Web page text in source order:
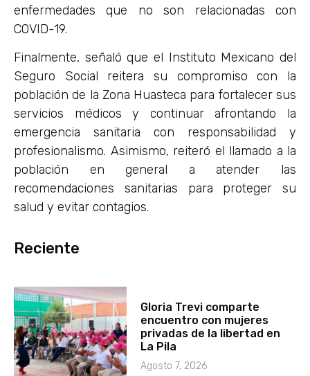
enfermedades que no son relacionadas con
COVID-19.
Finalmente, señaló que el Instituto Mexicano del
Seguro Social reitera su compromiso con la
población de la Zona Huasteca para fortalecer sus
servicios médicos y continuar afrontando la
emergencia sanitaria con responsabilidad y
profesionalismo. Asimismo, reiteró el llamado a la
población en general a atender las
recomendaciones sanitarias para proteger su
salud y evitar contagios.
Reciente
Gloria Trevi comparte
encuentro con mujeres
privadas de la libertad en
La Pila
Agosto 7, 2026